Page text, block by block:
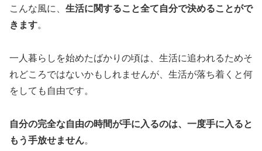
こんな風に、 生活に関すること全て自分で決めることがで
きます。
一人暮らしを始めたばかりの頃は、生活に追われるためそ
れどころではないかもしれませんが、生活が落ち着くと何
をしても自由です。
自分の完全な自由の時間が手に入るのは、一度手に入ると
もう手放せません。